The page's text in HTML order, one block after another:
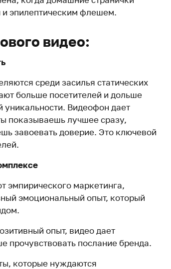
эпилептическим флешем.
видео:
среди засилья статических
больше посетителей и дольше
уникальности. Видеофон дает
показываешь лучшее сразу,
завоевать доверие. Это ключевой
эмпирического маркетинга,
эмоциональный опыт, который
опыт, видео дает
прочувствовать послание бренда.
которые нуждаются